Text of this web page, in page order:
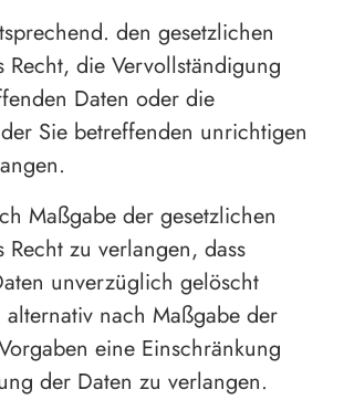
den gesetzlichen
Recht, die Vervollständigung
Daten oder die
Sie betreffenden unrichtigen
Maßgabe der gesetzlichen
Recht zu verlangen, dass
unverzüglich gelöscht
nach Maßgabe der
eine Einschränkung
der Daten zu verlangen.